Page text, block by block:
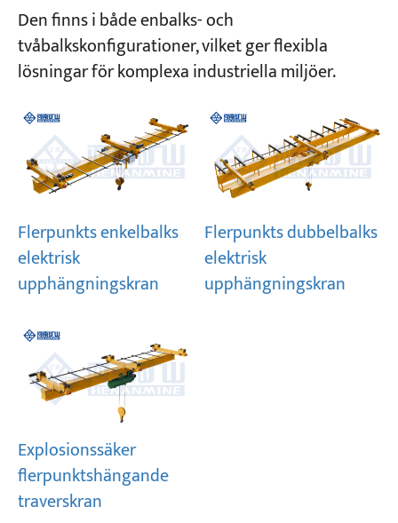
Projekt
Bloggar
Nyheter
Kontakta oss
Den finns i både enbalks- och
tvåbalkskonfigurationer, vilket ger flexibla
lösningar för komplexa industriella miljöer.
Flerpunkts enkelbalks
elektrisk
upphängningskran
Flerpunkts dubbelbalks
elektrisk
upphängningskran
Explosionssäker
flerpunktshängande
traverskran